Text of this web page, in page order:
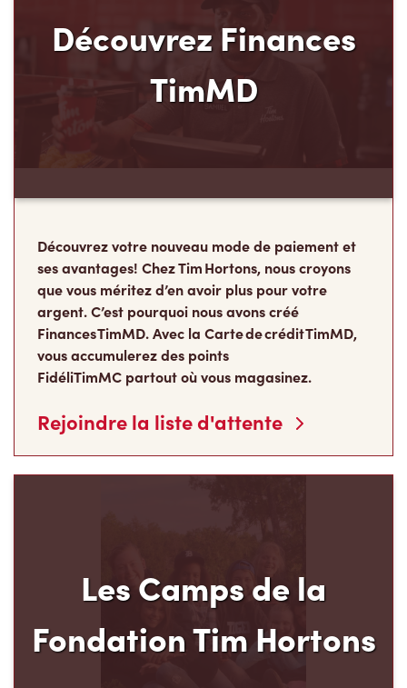
Découvrez Finances
TimMD
Découvrez votre nouveau mode de paiement et
ses avantages! Chez Tim Hortons, nous croyons
que vous méritez d’en avoir plus pour votre
argent. C’est pourquoi nous avons créé
Finances TimMD. Avec la Carte de crédit TimMD,
vous accumulerez des points
FidéliTimMC partout où vous magasinez.
Rejoindre la liste d'attente
Les Camps de la
Fondation Tim Hortons